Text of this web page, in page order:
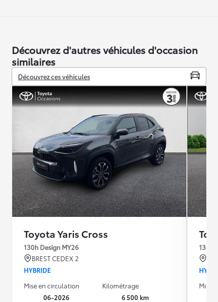
Découvrez d'autres véhicules d'occasion
similaires
Découvrez ces véhicules
Toyota Yaris Cross
130h Design MY26
BREST CEDEX 2
HYBRIDE
Mise en circulation
06-2026
Kilométrage
6 500 km
130h
Mise